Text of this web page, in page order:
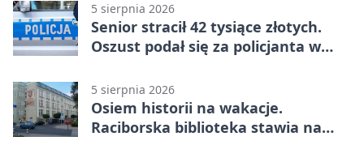
5 sierpnia 2026
Senior stracił 42 tysiące złotych.
Oszust podał się za policjanta w
5 sierpnia 2026
Osiem historii na wakacje.
Raciborska biblioteka stawia na